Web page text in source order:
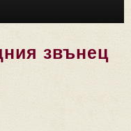
звънец